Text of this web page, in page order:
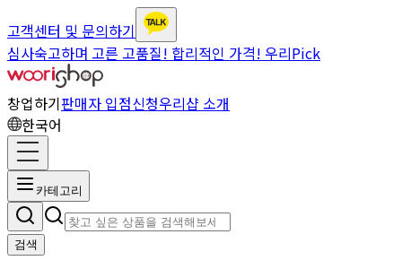
고객센터 및 문의하기
심사숙고하며 고른 고품질! 합리적인 가격! 우리Pick
창업하기판매자 입점신청우리샵 소개
한국어
카테고리
검색